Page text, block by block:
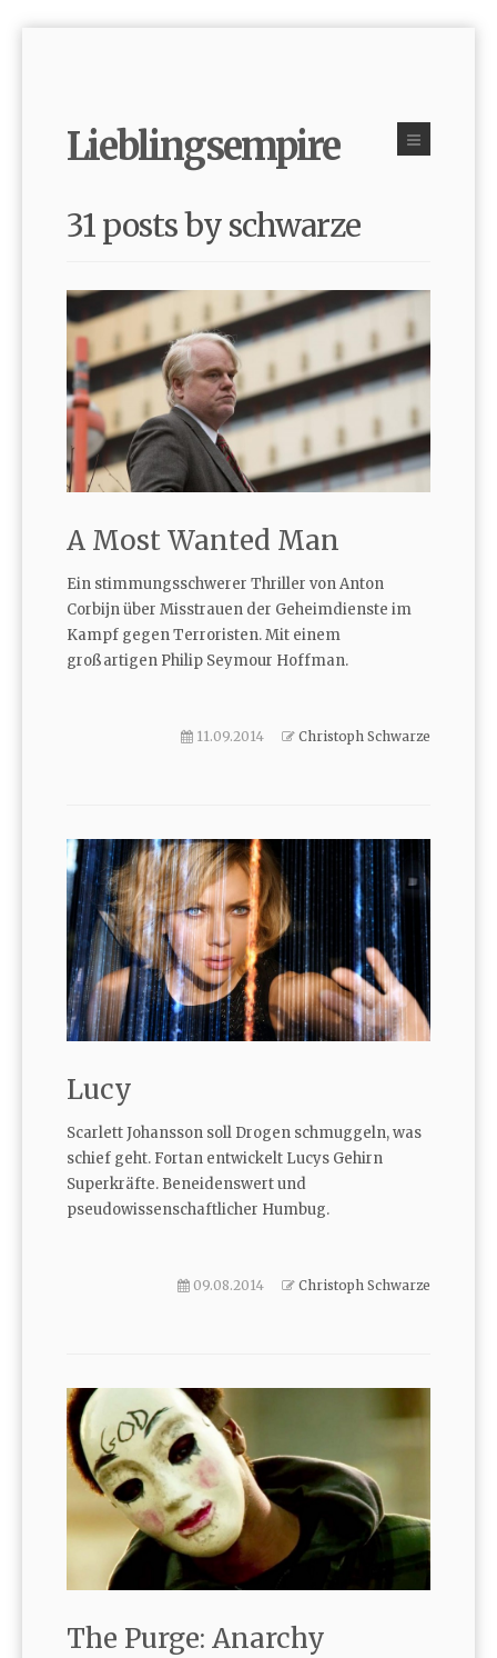
Lieblingsempire
31 posts by schwarze
A Most Wanted Man
Ein stimmungsschwerer Thriller von Anton
Corbijn über Misstrauen der Geheimdienste im
Kampf gegen Terroristen. Mit einem
großartigen Philip Seymour Hoffman.
11.09.2014 Christoph Schwarze
Lucy
Scarlett Johansson soll Drogen schmuggeln, was
schief geht. Fortan entwickelt Lucys Gehirn
Superkräfte. Beneidenswert und
pseudowissenschaftlicher Humbug.
09.08.2014 Christoph Schwarze
The Purge: Anarchy